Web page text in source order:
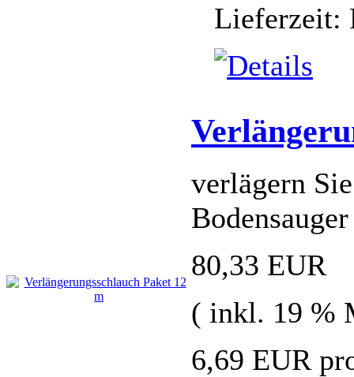
Lieferzeit:
verlägern
Bodensauger
80,33 EUR
( inkl. 19 %
6,69 EUR